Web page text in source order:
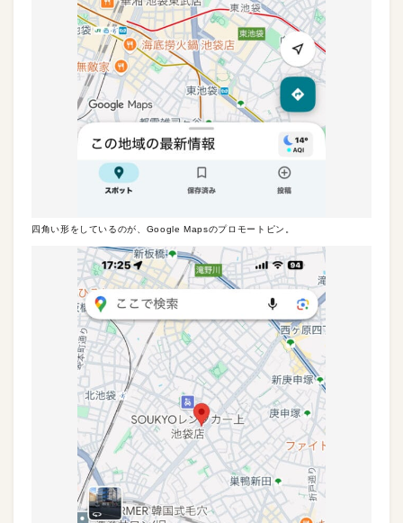
四角い形をしているのが、Google Mapsのプロモートピン。